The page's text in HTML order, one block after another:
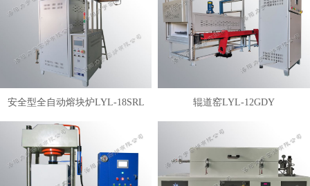
安全型全自动熔块炉LYL-18SRL 辊道窑LYL-12GDY